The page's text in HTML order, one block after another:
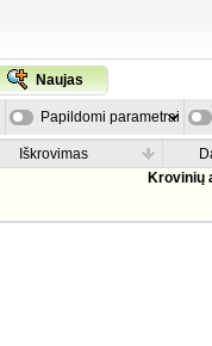
Naujas
Papildomi parametrai
Iškrovimas
Krovinių